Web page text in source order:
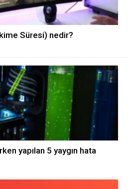
Süresi) nedir?
yapılan 5 yaygın hata